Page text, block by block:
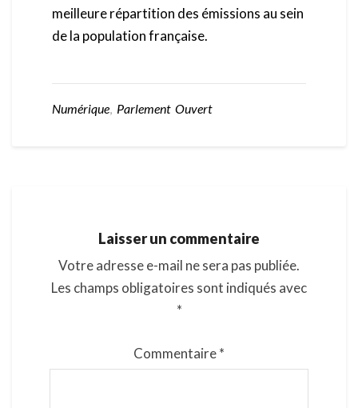
meilleure répartition des émissions au sein
de la population française.
Numérique, Parlement Ouvert
Laisser un commentaire
Votre adresse e-mail ne sera pas publiée.
Les champs obligatoires sont indiqués avec
*
Commentaire*